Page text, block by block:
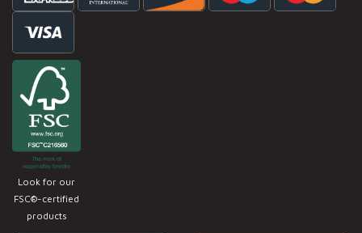
Look for our
FSC®-certified
products